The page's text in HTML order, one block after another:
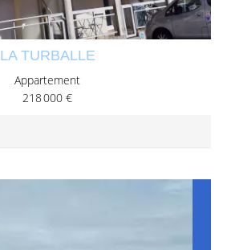
LA TURBALLE
Appartement
218 000 €